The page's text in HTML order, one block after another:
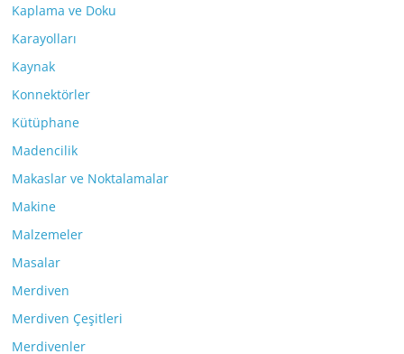
Kaplama ve Doku
Karayolları
Kaynak
Konnektörler
Kütüphane
Madencilik
Makaslar ve Noktalamalar
Makine
Malzemeler
Masalar
Merdiven
Merdiven Çeşitleri
Merdivenler